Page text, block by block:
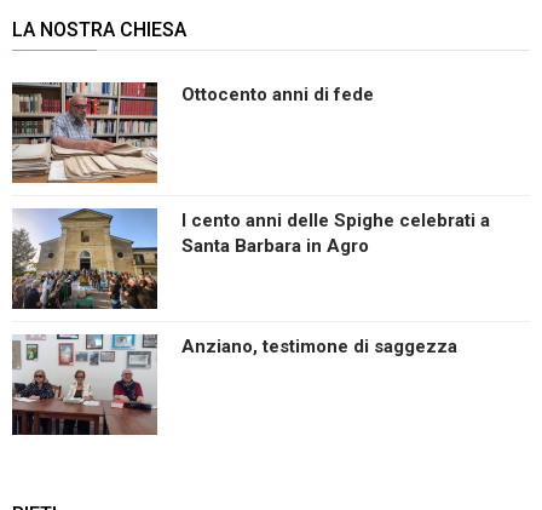
LA NOSTRA CHIESA
Ottocento anni di fede
I cento anni delle Spighe celebrati a
Santa Barbara in Agro
Anziano, testimone di saggezza